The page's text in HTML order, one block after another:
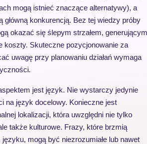
mogą istnieć znaczące alternatywy), a
główną konkurencją. Bez tej wiedzy próby
okazać się ślepym strzałem, generującym
koszty. Skuteczne pozycjonowanie za
uwagę przy planowaniu działań wymaga
jest język. Nie wystarczy jedynie
na język docelowy. Konieczne jest
lokalizacji, która uwzględni nie tylko
także kulturowe. Frazy, które brzmią
mogą być niezrozumiałe lub nawet